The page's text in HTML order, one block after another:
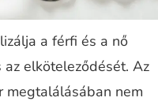
a férfi és a nő
elköteleződését. Az
megtalálásában nem